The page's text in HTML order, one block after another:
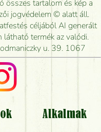
a csokrot, és
kiszállítani?
önöknél?
virágküldésről?
a képen van?
szállításáról?
összes tartalom és kép a
jogvédelem © alatt áll.
céljából AI generált
látható termék az valódi.
u. 39. 1067
Alkalmak